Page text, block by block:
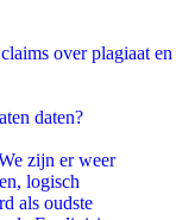
over plagiaat en
daten?
zijn er weer
logisch
als oudste